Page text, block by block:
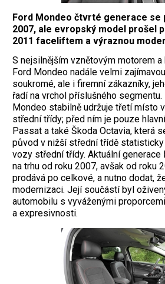
Ford Mondeo čtvrté generace se
2007, ale evropský model prošel
2011 faceliftem a výraznou
S nejsilnějším vznětovým motorem
Ford Mondeo nadále velmi
soukromé, ale i firemní zákazníky,
řadí na vrchol příslušného
Mondeo stabilně udržuje třetí místo
střední třídy; před ním je pouze
Passat a také Škoda Octavia, která
původ v nižší střední třídě
vozy střední třídy. Aktuální generace
na trhu od roku 2007, avšak od roku
prodává po celkové, a nutno dodat,
modernizaci. Její součástí byl
automobilu s vyváženými
a expresivnosti.